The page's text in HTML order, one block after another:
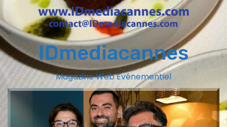
IDmediacannes
Magazine Web Evénementiel